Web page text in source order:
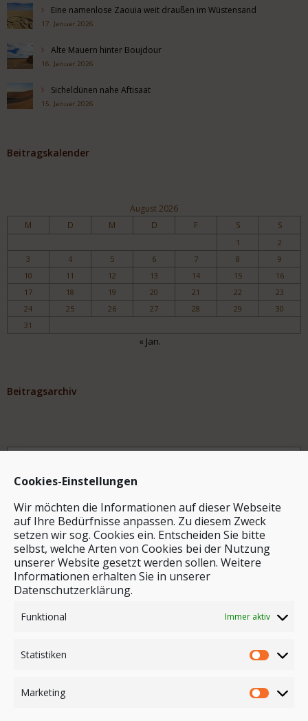
Cookies-Einstellungen
Wir möchten die Informationen auf dieser Webseite
auf Ihre Bedürfnisse anpassen. Zu diesem Zweck
setzen wir sog. Cookies ein. Entscheiden Sie bitte
selbst, welche Arten von Cookies bei der Nutzung
unserer Website gesetzt werden sollen. Weitere
Informationen erhalten Sie in unserer
Datenschutzerklärung.
Funktional Immer aktiv
Statistiken
Marketing
Eine namenlose Zaouia weit draußen im Wüstensand
17. Januar 2026
Alte Mauern hinter Boujdour
16. Januar 2026
Sicheldünen nahe Aftisaat
15. Januar 2026
Beitragskalender
August 2026
M D M D F S S
1
2
3
4 5 6 7 8
9
10
11 12 13 14 15
16
17
18 19 20 21 22
23
24
25 26 27 28 29
30
31
« Jan.
Beitragsarchiv
Archiv
Stichwortsuche